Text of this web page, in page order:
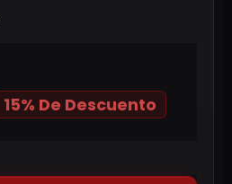
15% De Descuento